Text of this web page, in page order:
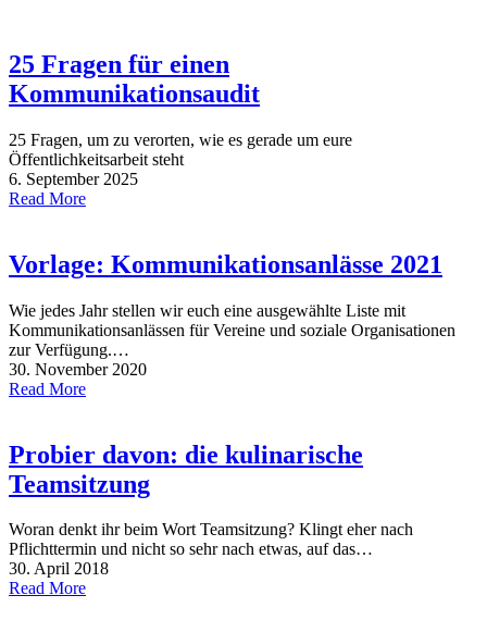
25 Fragen für einen
Kommunikationsaudit
25 Fragen, um zu verorten, wie es gerade um eure
Öffentlichkeitsarbeit steht
6. September 2025
Read More
Vorlage: Kommunikationsanlässe 2021
Wie jedes Jahr stellen wir euch eine ausgewählte Liste mit
Kommunikationsanlässen für Vereine und soziale Organisationen
zur Verfügung.…
30. November 2020
Read More
Probier davon: die kulinarische
Teamsitzung
Woran denkt ihr beim Wort Teamsitzung? Klingt eher nach
Pflichttermin und nicht so sehr nach etwas, auf das…
30. April 2018
Read More